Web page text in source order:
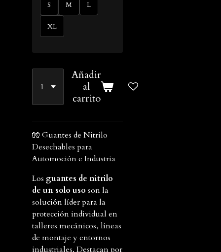
S M L
XL
Añadir
al
carrito
🧤 Guantes de Nitrilo
Desechables para
Automoción e Industria
Los guantes de nitrilo
de un solo uso son la
solución líder para la
protección individual en
talleres mecánicos, líneas
de montaje y entornos
industriales. Destacan por